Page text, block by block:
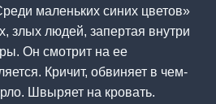
маленьких синих цветов»
злых людей, запертая внутри
Он смотрит на ее
Кричит, обвиняет в чем-
Швыряет на кровать.